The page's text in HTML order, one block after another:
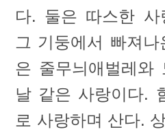
다. 둘은 따스한 사
그 기둥에서 빠져
은 줄무늬애벌레와
날 같은 사랑이다.
로 사랑하며 산다.